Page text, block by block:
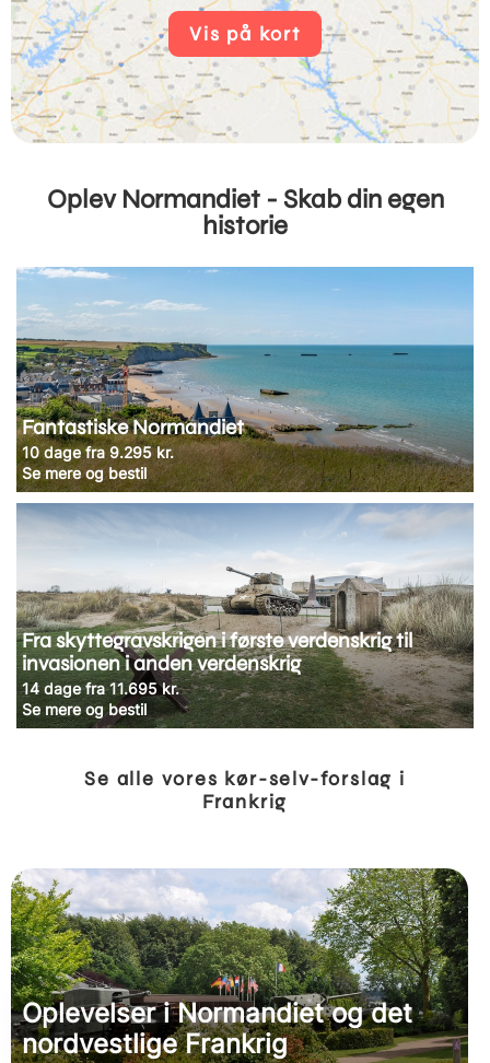
Vis på kort
Oplev Normandiet - Skab din egen
historie
Fantastiske Normandiet
10 dage fra 9.295 kr.
Se mere og bestil
Fra skyttegravskrigen i første verdenskrig til
invasionen i anden verdenskrig
14 dage fra 11.695 kr.
Se mere og bestil
Se alle vores kør-selv-forslag i
Frankrig
Oplevelser i Normandiet og det
nordvestlige Frankrig